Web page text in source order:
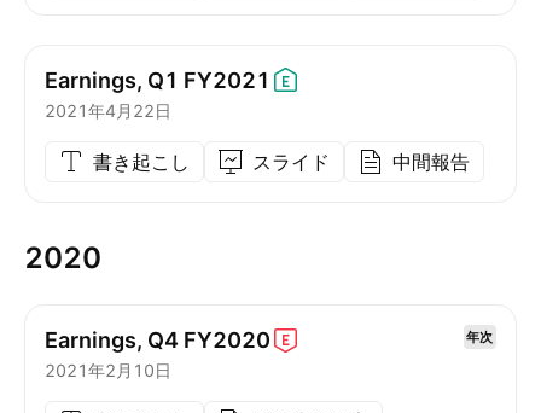
Earnings, Q1 FY2021
2021年4月22日
書き起こし スライド 中間報告
2020
Earnings, Q4 FY2020 年次
2021年2月10日